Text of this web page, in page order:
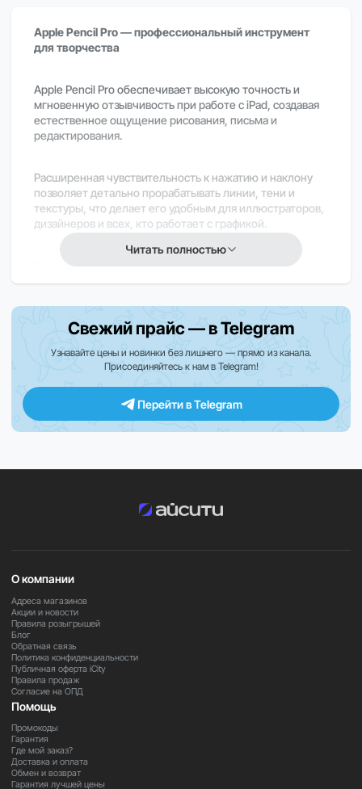
Apple Pencil Pro — профессиональный инструмент
для творчества
Apple Pencil Pro обеспечивает высокую точность и
мгновенную отзывчивость при работе с iPad, создавая
естественное ощущение рисования, письма и
редактирования.
Расширенная чувствительность к нажатию и наклону
позволяет детально прорабатывать линии, тени и
текстуры, что делает его удобным для иллюстраторов,
дизайнеров и всех, кто работает с графикой.
взаимодействие без задержек, помогая сохранять
Эргономичный корпус продуман для длительного
использования, обеспечивая комфорт даже при
продолжительных сессиях рисования или работы с
документами.
Закажите прямо сейчас
Оформите заказ на Apple Pencil Pro уже сегодня и
получите мощный инструмент для творчества, учёбы и
профессиональной работы.
Читать полностью
Свежий прайс — в Telegram
Узнавайте цены и новинки без лишнего — прямо из канала.
Присоединяйтесь к нам в Telegram!
Перейти в Telegram
О компании
Адреса магазинов
Акции и новости
Правила розыгрышей
Блог
Обратная связь
Политика конфиденциальности
Публичная оферта iCity
Правила продаж
Согласие на ОПД
Помощь
Промокоды
Гарантия
Где мой заказ?
Доставка и оплата
Обмен и возврат
Гарантия лучшей цены